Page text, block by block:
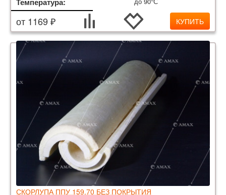
от 1169 ₽ КУПИТЬ
СКОРЛУПА ППУ 159.70 БЕЗ ПОКРЫТИЯ